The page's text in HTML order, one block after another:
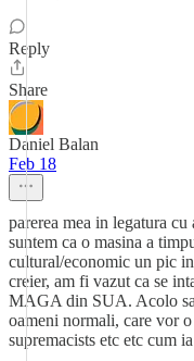
Reply
Share
Daniel Balan
Feb 18
parerea mea in legatura
suntem ca o masina a
cultural/economic un pic
creier, am fi vazut ca se
MAGA din SUA. Acolo
oameni normali, care vor
supremacists etc etc cum